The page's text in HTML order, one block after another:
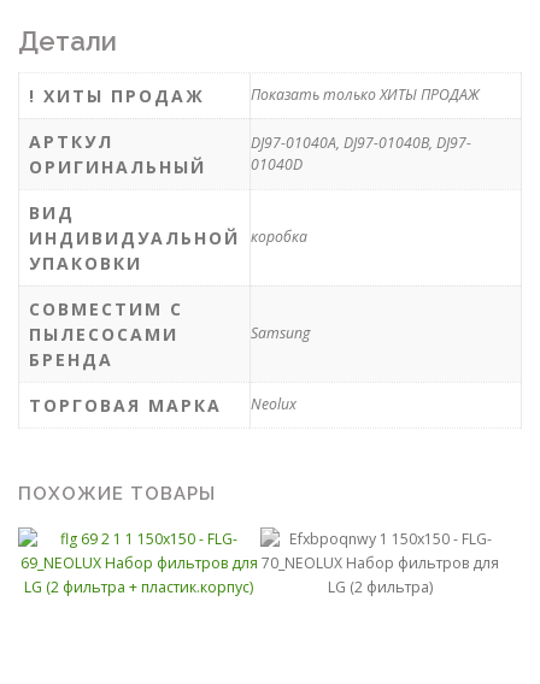
Детали
! ХИТЫ ПРОДАЖ Показать только ХИТЫ ПРОДАЖ
АРТКУЛ
ОРИГИНАЛЬНЫЙ
DJ97-01040A, DJ97-01040B, DJ97-
01040D
ВИД
ИНДИВИДУАЛЬНОЙ
УПАКОВКИ
коробка
СОВМЕСТИМ С
ПЫЛЕСОСАМИ
БРЕНДА
Samsung
ТОРГОВАЯ МАРКА Neolux
ПОХОЖИЕ ТОВАРЫ